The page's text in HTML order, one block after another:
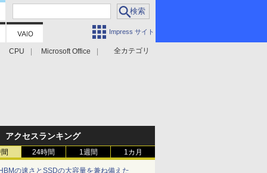
Impress サイト
全カテゴリ
CPU Microsoft Office
アクセスランキング
24時間 1週間 1カ月
の速さとSSDの大容量を兼ね備えた